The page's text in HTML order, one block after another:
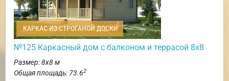
КАРКАС ИЗ СТРОГАНОЙ ДОСКИ
№125 Каркасный дом с балконом и террасой 8х8
Размер: 8х8 м
Общая площадь: 73.62